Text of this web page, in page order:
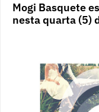
Mogi Basquete
nesta quarta (5)